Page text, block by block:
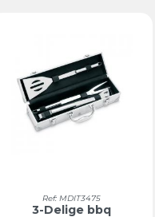
Ref: MDIT3475
3-Delige bbq